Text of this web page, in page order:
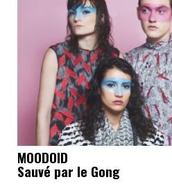
MOODOID
Sauvé par le Gong